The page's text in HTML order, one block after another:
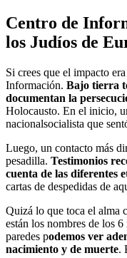
Centro de
los Judíos de
Si crees que el impacto
Información. Bajo tierra
documentan la
Holocausto. En el inicio,
nacionalsocialista que
Luego, un contacto más
pesadilla. Testimonios
cuenta de las diferentes
cartas de despedidas de
Quizá lo que toca el alma
están los nombres de los
paredes podemos ver
nacimiento y de muerte.